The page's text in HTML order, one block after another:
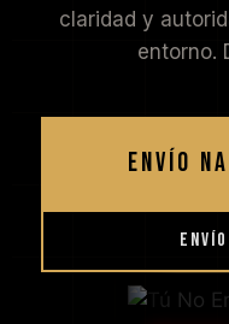
claridad y
entorno.
ENVÍO